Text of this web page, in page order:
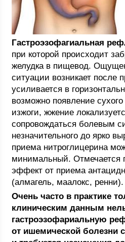
Гастроэзофагиальная
при которой происходит
желудка в пищевод.
ситуации возникает после
усиливается в
возможно появление
изжоги, жжение
сопровождаться болевым
незначительного до ярко
приема нитроглицерина
минимальный. Отмечается
эффект от приема
(алмагель, маалокс, ренни).
Очень часто в практике
клиническим данным
гастроэзофариальную
от ишемической болезни